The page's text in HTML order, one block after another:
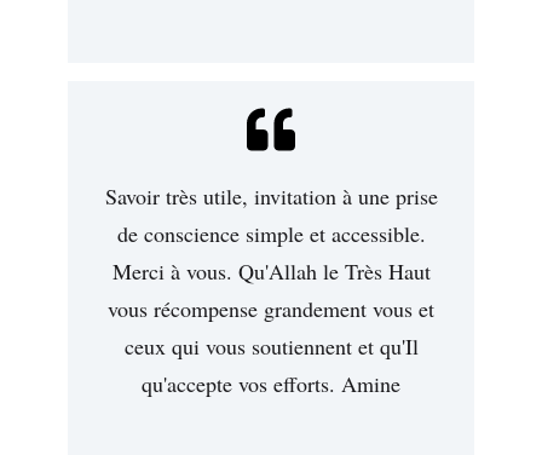
Savoir très utile, invitation à une prise
de conscience simple et accessible.
Merci à vous. Qu'Allah le Très Haut
vous récompense grandement vous et
ceux qui vous soutiennent et qu'Il
qu'accepte vos efforts. Amine